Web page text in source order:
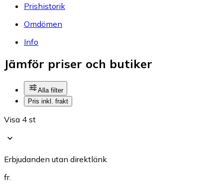
Prishistorik
Omdömen
Info
Jämför priser och butiker
Alla filter
Pris inkl. frakt
Visa 4 st
Erbjudanden utan direktlänk
fr.